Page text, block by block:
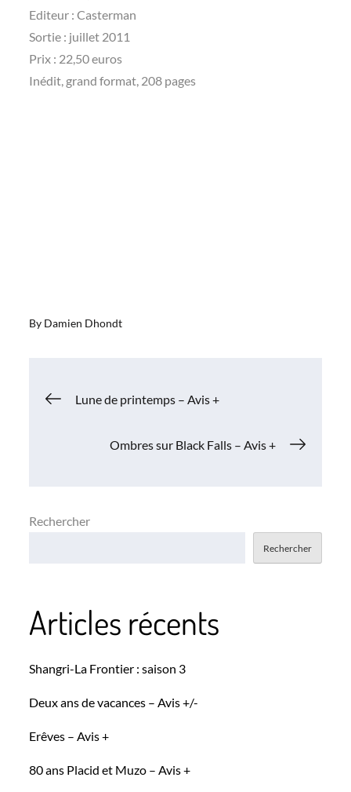
Editeur : Casterman
Sortie : juillet 2011
Prix : 22,50 euros
Inédit, grand format, 208 pages
By Damien Dhondt
Navigation
Lune de printemps – Avis +
Ombres sur Black Falls – Avis +
Rechercher
Rechercher
Articles récents
Shangri-La Frontier : saison 3
Deux ans de vacances – Avis +/-
Erêves – Avis +
80 ans Placid et Muzo – Avis +